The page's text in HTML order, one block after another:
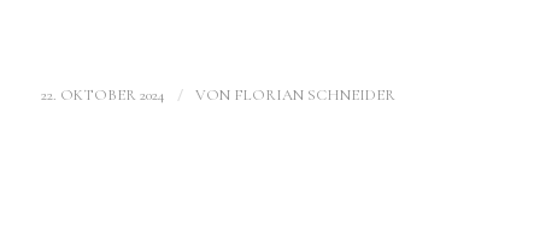
22. OKTOBER 2024 / VON FLORIAN SCHNEIDER